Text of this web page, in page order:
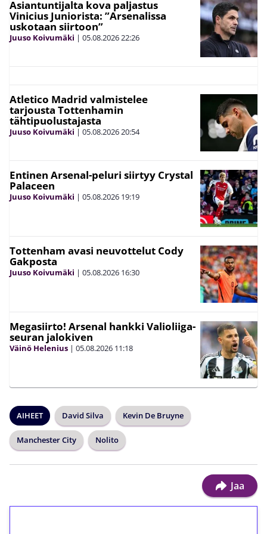
Asiantuntijalta kova paljastus
Vinicius Juniorista: ”Arsenalissa
uskotaan siirtoon”
Juuso Koivumäki | 05.08.202622:26
Atletico Madrid valmistelee
tarjousta Tottenhamin
tähtipuolustajasta
Juuso Koivumäki | 05.08.202620:54
Entinen Arsenal-peluri siirtyy Crystal
Palaceen
Juuso Koivumäki | 05.08.2026 19:19
Tottenham avasi neuvottelut Cody
Gakposta
Juuso Koivumäki | 05.08.2026 16:30
Megasiirto! Arsenal hankki Valioliiga-
seuran jalokiven
Väinö Helenius | 05.08.2026 11:18
AIHEET David Silva Kevin De Bruyne
Manchester City Nolito
Jaa